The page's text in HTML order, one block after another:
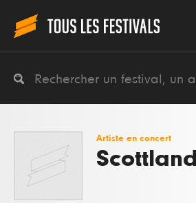
Artiste en concert
Scottland